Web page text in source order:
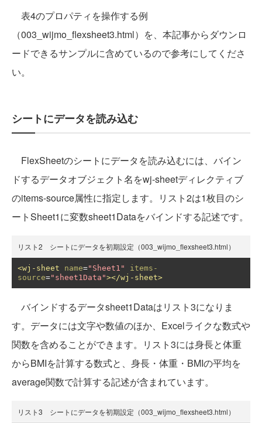
表4のプロパティを操作する例
（003_wijmo_flexsheet3.html）を、本記事からダウンロ
ードできるサンプルに含めているので参考にしてくださ
い。
シートにデータを読み込む
FlexSheetのシートにデータを読み込むには、バイン
ドするデータオブジェクト名をwj-sheetディレクティブ
のitems-source属性に指定します。リスト2は1枚目のシ
ートSheet1に変数sheet1Dataをバインドする記述です。
リスト2 シートにデータを初期設定（003_wijmo_flexsheet3.html）
<wj-sheet name="Sheet1"
items-
source="sheet1Data"></wj-sheet>
バインドするデータsheet1Dataはリスト3になりま
す。データには文字や数値のほか、Excelライクな数式や
関数を含めることができます。リスト3には身長と体重
からBMIを計算する数式と、身長・体重・BMIの平均を
average関数で計算する記述が含まれています。
リスト3 シートにデータを初期設定（003_wijmo_flexsheet3.html）